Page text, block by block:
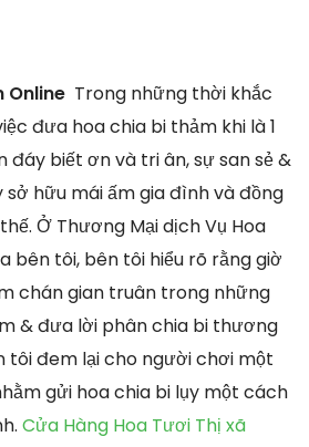
Online Trong những thời khắc
đưa hoa chia bi thảm khi là 1
đáy biết ơn và tri ân, sự san sẻ &
hữu mái ấm gia đình và đồng
Ở Thương Mại dịch Vụ Hoa
bên tôi, bên tôi hiểu rõ rằng giờ
chán gian truân trong những
& đưa lời phân chia bi thương
tôi đem lại cho người chơi một
gửi hoa chia bi lụy một cách
Cửa Hàng Hoa Tươi Thị xã